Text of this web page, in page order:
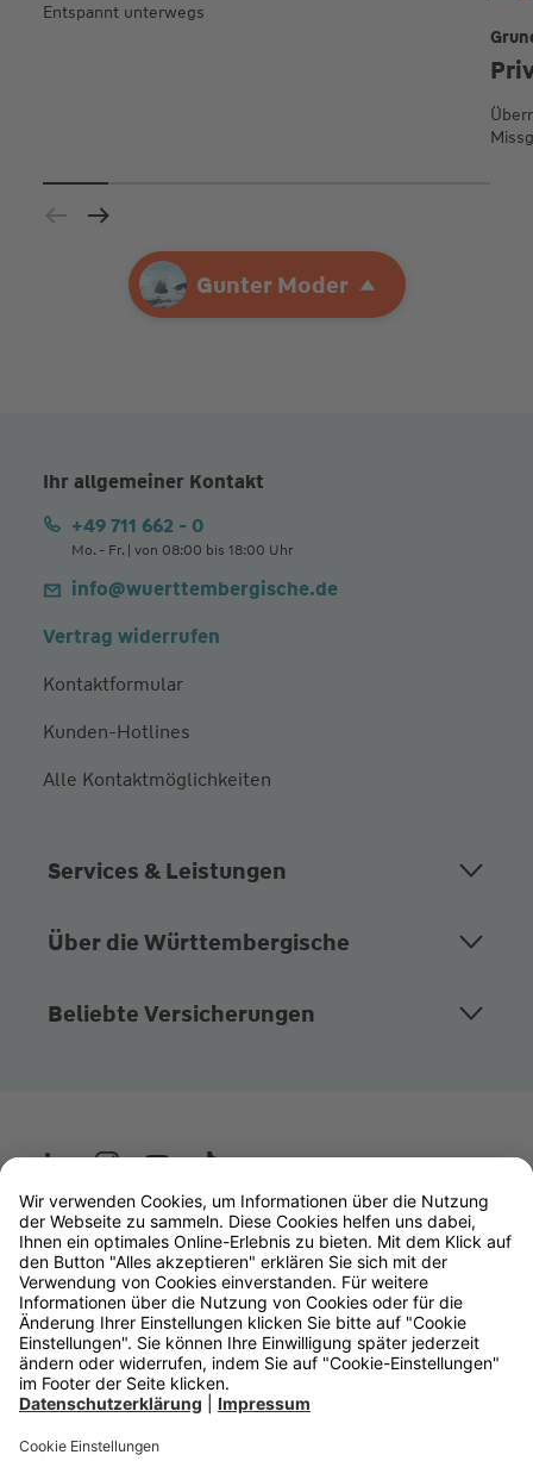
Ihre AgenturGunter Moder
Gunter Moder
Entspannt unterwegs
Ihr allgemeiner Kontakt
+49 711 662 - 0
Mo. - Fr. | von 08:00 bis 18:00 Uhr
info@wuerttembergische.de
Vertrag widerrufen
Kontaktformular
Kunden-Hotlines
Alle Kontaktmöglichkeiten
Services & Leistungen
Über die Württembergische
Beliebte Versicherungen
Wüstenrot
W&W Gruppe
OLB Bank
Makler
Impressum
Datenschutz
Rechtliche Hinweise